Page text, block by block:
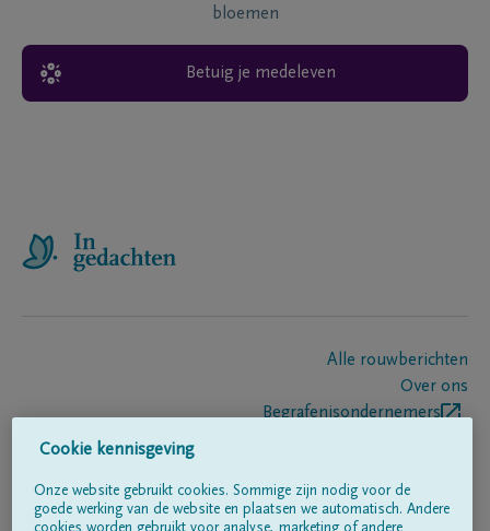
bloemen
Betuig je medeleven
Alle rouwberichten
Over ons
Begrafenisondernemers
Volg ons op
Cookie kennisgeving
Onze website gebruikt cookies. Sommige zijn nodig voor de
goede werking van de website en plaatsen we automatisch. Andere